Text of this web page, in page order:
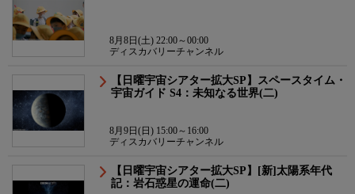
8月8日(土) 22:00～00:00
ディスカバリーチャンネル
【日曜宇宙シアター拡大SP】スペースタイム・
宇宙ガイド S4：未知なる世界(二)
8月9日(日) 15:00～16:00
ディスカバリーチャンネル
【日曜宇宙シアター拡大SP】[新]太陽系年代
記：岩石惑星の運命(二)